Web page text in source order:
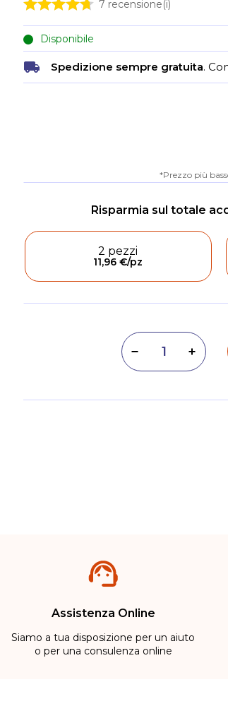
7 recensione(i)
Disponibile
Spedizione sempre gratuita.
Prezzo più
2 pezzi
11,96 €/pz
Diminuisci
Assistenza Online
Siamo a tua disposizione per un aiuto
o per una consulenza online